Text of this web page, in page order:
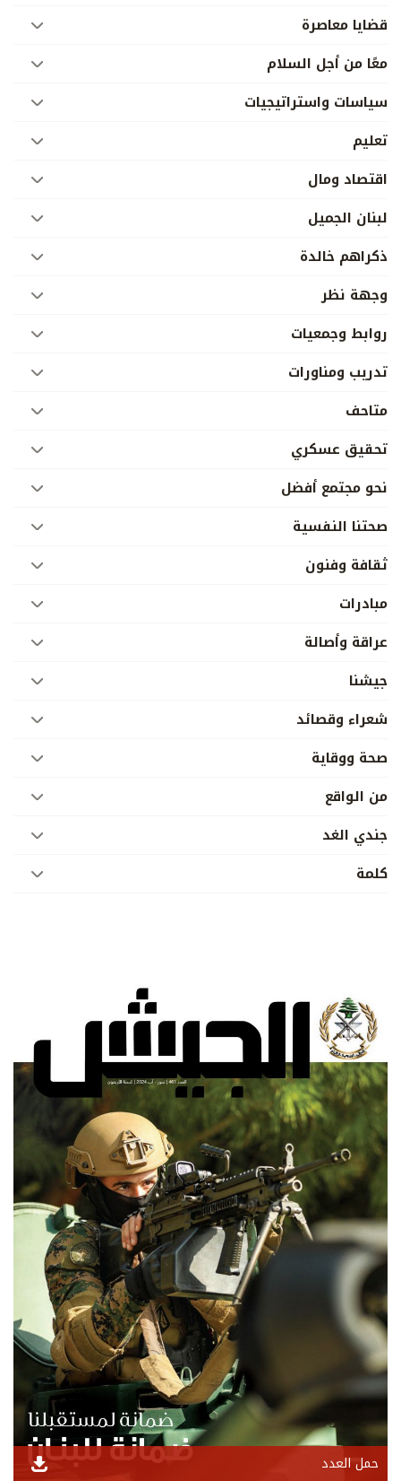
قضايا معاصرة
معًا من أجل السلام
سياسات واستراتيجيات
تعليم
اقتصاد ومال
لبنان الجميل
ذكراهم خالدة
وجهة نظر
روابط وجمعيات
تدريب ومناورات
متاحف
تحقيق عسكري
نحو مجتمع أفضل
صحتنا النفسية
ثقافة وفنون
مبادرات
عراقة وأصالة
جيشنا
شعراء وقصائد
صحة ووقاية
من الواقع
جندي الغد
كلمة
حمل العدد